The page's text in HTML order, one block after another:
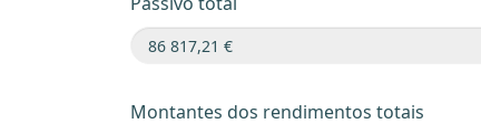
Montantes dos rendimentos totais